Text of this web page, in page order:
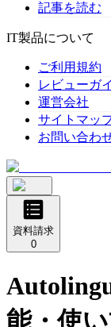
記事を読む
IT製品について
ご利用規約
レビューガ
運営会社
サイトマッ
お問い合わ
資料請求
0
能・使